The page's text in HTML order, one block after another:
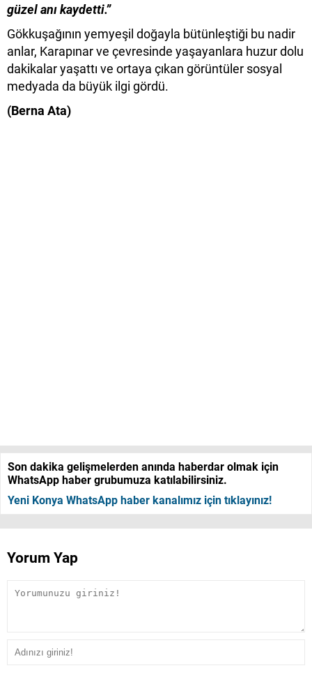
güzel anı kaydetti.”
Gökkuşağının yemyeşil doğayla bütünleştiği bu nadir
anlar, Karapınar ve çevresinde yaşayanlara huzur dolu
dakikalar yaşattı ve ortaya çıkan görüntüler sosyal
medyada da büyük ilgi gördü.
(Berna Ata)
Son dakika gelişmelerden anında haberdar olmak için
WhatsApp haber grubumuza katılabilirsiniz.
Yeni Konya WhatsApp haber kanalımız için tıklayınız!
Yorum Yap